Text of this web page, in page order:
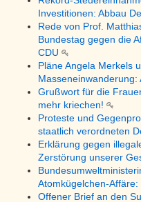
Investitionen: Abbau
Rede von Prof.
Bundestag gegen die
CDU
Pläne Angela Merkels
Grußwort für die
mehr kriechen!
Proteste und
staatlich verordneten
Erklärung gegen
Zerstörung unserer
Atomkügelchen-
Offener Brief an den